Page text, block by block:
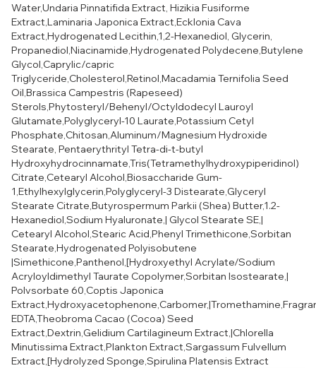
Water,Undaria Pinnatifida Extract, Hizikia Fusiforme
Extract,Laminaria Japonica Extract,Ecklonia Cava
Extract,Hydrogenated Lecithin,1,2-Hexanediol, Glycerin,
Propanediol,Niacinamide,Hydrogenated Polydecene,Butylene
Glycol,Caprylic/capric
Triglyceride,Cholesterol,Retinol,Macadamia Ternifolia Seed
Oil,Brassica Campestris (Rapeseed)
Sterols,Phytosteryl/Behenyl/Octyldodecyl Lauroyl
Glutamate,Polyglyceryl-10 Laurate,Potassium Cetyl
Phosphate,Chitosan,Aluminum/Magnesium Hydroxide
Stearate, Pentaerythrityl Tetra-di-t-butyl
Hydroxyhydrocinnamate,Tris(Tetramethylhydroxypiperidinol)
Citrate,Cetearyl Alcohol,Biosaccharide Gum-
1,Ethylhexylglycerin,Polyglyceryl-3 Distearate,Glyceryl
Stearate Citrate,Butyrospermum Parkii (Shea) Butter,1.2-
Hexanediol,Sodium Hyaluronate,| Glycol Stearate SE,|
Cetearyl Alcohol,Stearic Acid,Phenyl Trimethicone,Sorbitan
Stearate,Hydrogenated Polyisobutene
|Simethicone,Panthenol,[Hydroxyethyl Acrylate/Sodium
Acryloyldimethyl Taurate Copolymer,Sorbitan Isostearate,|
Polvsorbate 60,Coptis Japonica
EDTA,Theobroma Cacao (Cocoa) Seed
Extract,Dextrin,Gelidium Cartilagineum Extract,|Chlorella
Minutissima Extract,Plankton Extract,Sargassum Fulvellum
Extract,[Hydrolyzed Sponge,Spirulina Platensis Extract